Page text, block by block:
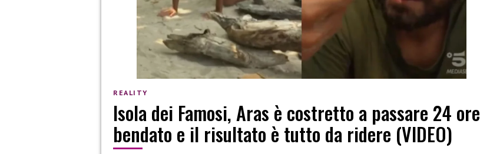
REALITY
Isola dei Famosi, Aras è costretto a passare 24 ore
bendato e il risultato è tutto da ridere (VIDEO)